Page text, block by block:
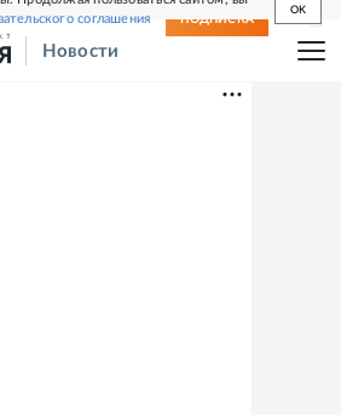
соглашения
OK
ПОДПИСКА
Новости